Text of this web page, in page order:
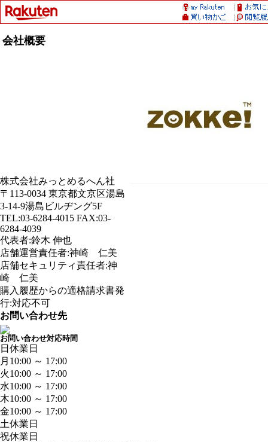
会社概要
株式会社みっとめるへん社
〒113-0034 東京都文京区湯島
3-14-9湯島ビルヂング5F
TEL:03-6284-4015 FAX:03-
6284-4039
代表者:鈴木 伸也
店舗運営責任者:神崎 仁美
店舗セキュリティ責任者:神
崎 仁美
購入履歴からの適格請求書発
行:対応不可
お問い合わせ先
お問い合わせ対応時間
日 休業日
月 10:00 ～ 17:00
火10:00 ～ 17:00
水10:00 ～ 17:00
木10:00 ～ 17:00
金10:00 ～ 17:00
土休業日
祝休業日